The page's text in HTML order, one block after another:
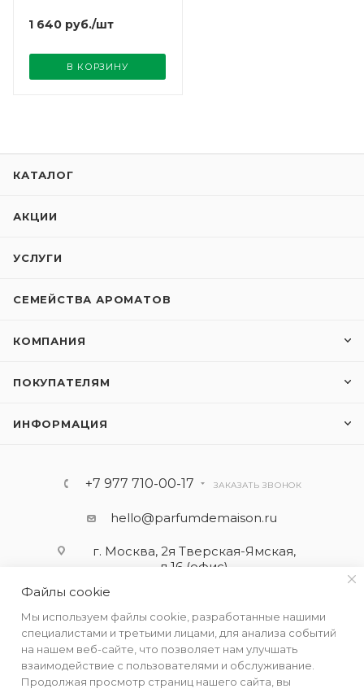
1 640 руб./шт
В КОРЗИНУ
КАТАЛОГ
АКЦИИ
УСЛУГИ
СЕМЕЙСТВА АРОМАТОВ
КОМПАНИЯ
ПОКУПАТЕЛЯМ
ИНФОРМАЦИЯ
+7 977 710-00-17 ЗАКАЗАТЬ ЗВОНОК
hello@parfumdemaison.ru
г. Москва, 2я Тверская-Ямская,
д.16 (офис)
Файлы cookie
Мы используем файлы cookie, разработанные нашими
специалистами и третьими лицами, для анализа событий
на нашем веб-сайте, что позволяет нам улучшать
взаимодействие с пользователями и обслуживание.
Продолжая просмотр страниц нашего сайта, вы